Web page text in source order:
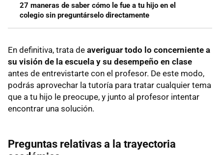
27 maneras de saber cómo le fue a tu hijo en el
colegio sin preguntárselo directamente
En definitiva, trata de averiguar todo lo concerniente a
su visión de la escuela y su desempeño en clase
antes de entrevistarte con el profesor. De este modo,
podrás aprovechar la tutoría para tratar cualquier tema
que a tu hijo le preocupe, y junto al profesor intentar
encontrar una solución.
Preguntas relativas a la trayectoria